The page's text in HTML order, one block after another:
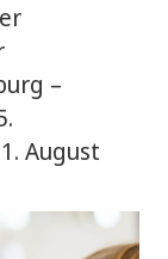
–
August